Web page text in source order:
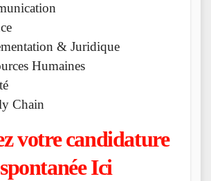
& Juridique
Humaines
Chain
votre candidature
spontanée Ici